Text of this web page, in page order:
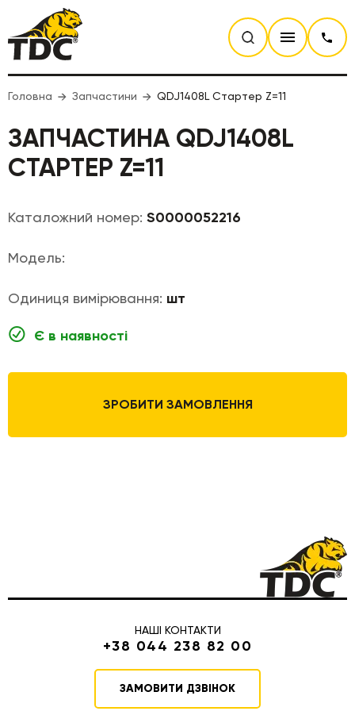
Головна Запчастини QDJ1408L Стартер Z=11
ЗАПЧАСТИНА QDJ1408L
СТАРТЕР Z=11
Каталожний номер: S0000052216
Модель:
Одиниця вимірювання: шт
Є в наявності
ЗРОБИТИ ЗАМОВЛЕННЯ
НАШІ КОНТАКТИ
+38 044 238 82 00
ЗАМОВИТИ ДЗВІНОК